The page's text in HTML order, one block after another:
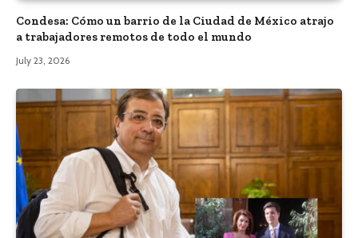
Condesa: Cómo un barrio de la Ciudad de México atrajo
a trabajadores remotos de todo el mundo
July 23, 2026